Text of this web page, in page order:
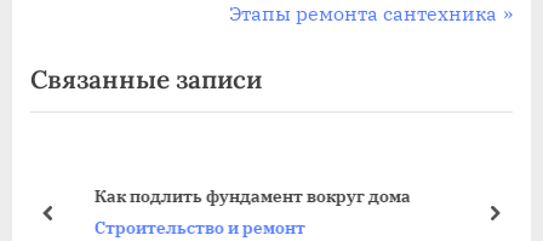
записям
д
ы
щ
С
е
д
Этапы ремонта сантехника
Связанные записи
Как подлить фундамент вокруг дома
Строительство и ремонт
пред